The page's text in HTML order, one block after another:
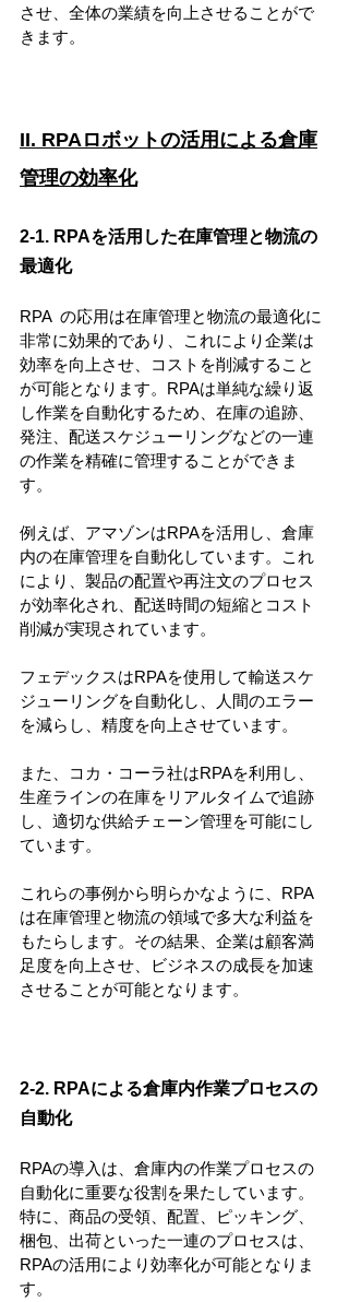
させ、全体の業績を向上させることがで
きます。
II. RPAロボットの活用による倉庫
管理の効率化
2-1. RPAを活用した在庫管理と物流の
最適化
RPA  の応用は在庫管理と物流の最適化に
非常に効果的であり、これにより企業は
効率を向上させ、コストを削減すること
が可能となります。RPAは単純な繰り返
し作業を自動化するため、在庫の追跡、
発注、配送スケジューリングなどの一連
の作業を精確に管理することができま
す。
例えば、アマゾンはRPAを活用し、倉庫
内の在庫管理を自動化しています。これ
により、製品の配置や再注文のプロセス
が効率化され、配送時間の短縮とコスト
削減が実現されています。
フェデックスはRPAを使用して輸送スケ
ジューリングを自動化し、人間のエラー
を減らし、精度を向上させています。
また、コカ・コーラ社はRPAを利用し、
生産ラインの在庫をリアルタイムで追跡
し、適切な供給チェーン管理を可能にし
ています。
これらの事例から明らかなように、RPA
は在庫管理と物流の領域で多大な利益を
もたらします。その結果、企業は顧客満
足度を向上させ、ビジネスの成長を加速
させることが可能となります。
2-2. RPAによる倉庫内作業プロセスの
自動化
RPAの導入は、倉庫内の作業プロセスの
自動化に重要な役割を果たしています。
特に、商品の受領、配置、ピッキング、
梱包、出荷といった一連のプロセスは、
RPAの活用により効率化が可能となりま
す。